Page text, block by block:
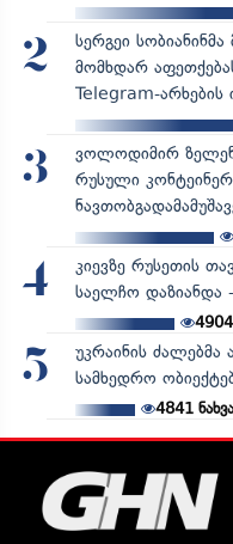
2
სერგეი
მომხდარ
Telegram-არხების
3
ვოლოდიმირ
რუსული
4
კიევზე რუსეთის
საელჩო დაზიანდა
4904
5
უკრაინის ძალებმა
სამხედრო
4841ნახვა